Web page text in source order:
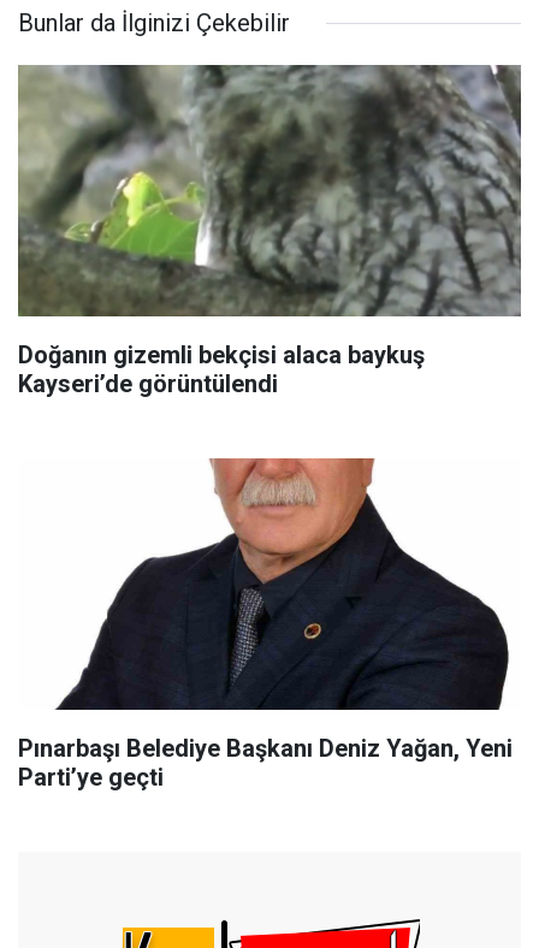
Bunlar da İlginizi Çekebilir
Doğanın gizemli bekçisi alaca baykuş
Kayseri’de görüntülendi
Pınarbaşı Belediye Başkanı Deniz Yağan, Yeni
Parti’ye geçti